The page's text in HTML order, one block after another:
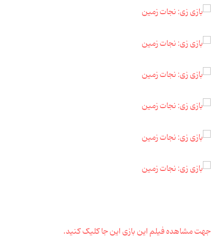
جهت مشاهده فیلم این بازی این جا کلیک کنید.